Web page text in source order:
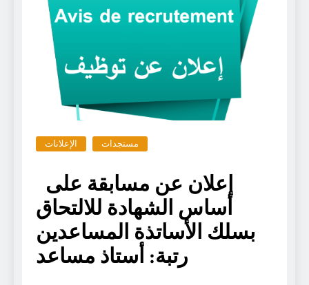
الإعلانات مستجدات
أساس الشهادة للالتحاق
بسلك الأساتذة المساعدين
رتبة: أستاذ مساعد